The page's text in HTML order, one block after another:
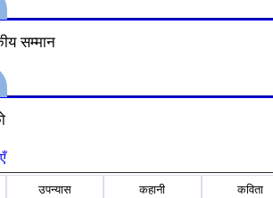
सम्मान
उपन्यास कहानी कविता